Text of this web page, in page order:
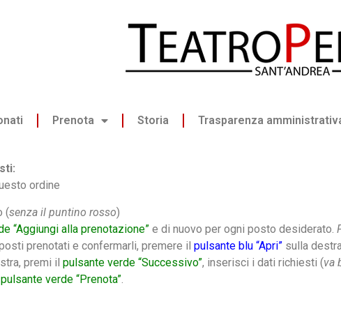
Prenota Storia Trasparenza
ordine
(senza il puntino rosso)
“Aggiungi alla prenotazione” e di nuovo per ogni posto desiderato.
prenotati e confermarli, premere il pulsante blu “Apri” sulla
premi il pulsante verde “Successivo”, inserisci i dati richiesti (va
pulsante verde “Prenota”